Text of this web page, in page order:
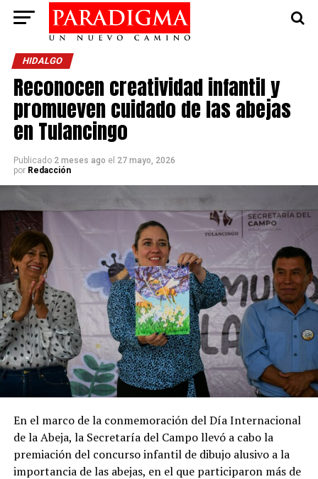
HIDALGO
Reconocen creatividad infantil y
promueven cuidado de las abejas
en Tulancingo
Publicado 2 meses ago el 27 mayo, 2026
por Redacción
En el marco de la conmemoración del Día Internacional
de la Abeja, la Secretaría del Campo llevó a cabo la
premiación del concurso infantil de dibujo alusivo a la
importancia de las abejas, en el que participaron más de